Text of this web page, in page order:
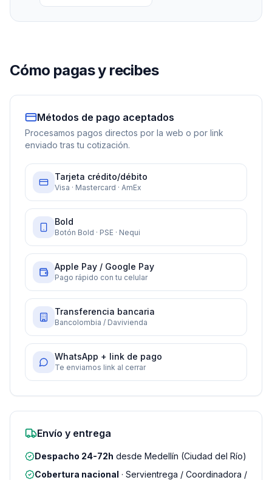
Cómo pagas y recibes
Métodos de pago aceptados
Procesamos pagos directos por la web o por link
enviado tras tu cotización.
Tarjeta crédito/débito
Visa · Mastercard · AmEx
Bold
Botón Bold · PSE · Nequi
Apple Pay / Google Pay
Pago rápido con tu celular
Transferencia bancaria
Bancolombia / Davivienda
WhatsApp + link de pago
Te enviamos link al cerrar
Envío y entrega
Despacho 24-72h desde Medellín (Ciudad del Río)
Cobertura nacional · Servientrega / Coordinadora /